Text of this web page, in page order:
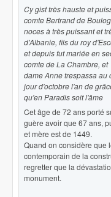
Cy gist très hauste et
comte Bertrand de
noces à très puissant et
d'Albanie, fils du roy
et depuis fut mariée en
comte de La Chambre,
dame Anne trespassa
jour d'octobre l'an de
qu'en Paradis soit l'âme
Cet âge de 72 ans porté
guère avoir que 67 ans,
et mère est de 1449.
Quand on considère que
contemporain de la
regretter que la
monument.